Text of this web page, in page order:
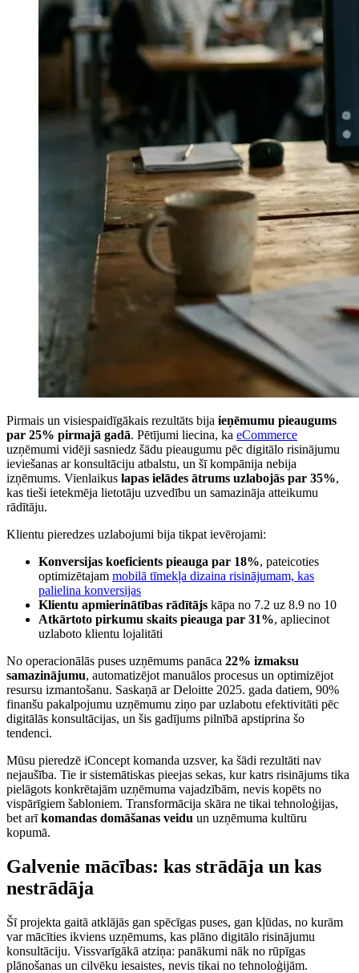
Pirmais un visiespaidīgākais rezultāts bija ieņēmumu pieaugums
par 25% pirmajā gadā. Pētījumi liecina, ka eCommerce
uzņēmumi vidēji sasniedz šādu pieaugumu pēc digitālo risinājumu
ieviešanas ar konsultāciju atbalstu, un šī kompānija nebija
izņēmums. Vienlaikus lapas ielādes ātrums uzlabojās par 35%,
kas tieši ietekmēja lietotāju uzvedību un samazināja atteikumu
rādītāju.
Klientu pieredzes uzlabojumi bija tikpat ievērojami:
Konversijas koeficients pieauga par 18%, pateicoties
optimizētajam mobilā tīmekļa dizaina risinājumam, kas
palielina konversijas
Klientu apmierinātības rādītājs kāpa no 7.2 uz 8.9 no 10
Atkārtoto pirkumu skaits pieauga par 31%, apliecinot
uzlaboto klientu lojalitāti
No operacionālās puses uzņēmums panāca 22% izmaksu
samazinājumu, automatizējot manuālos procesus un optimizējot
resursu izmantošanu. Saskaņā ar Deloitte 2025. gada datiem, 90%
finanšu pakalpojumu uzņēmumu ziņo par uzlabotu efektivitāti pēc
digitālās konsultācijas, un šis gadījums pilnībā apstiprina šo
tendenci.
Mūsu pieredzē iConcept komanda uzsver, ka šādi rezultāti nav
nejaušība. Tie ir sistemātiskas pieejas sekas, kur katrs risinājums tika
pielāgots konkrētajām uzņēmuma vajadzībām, nevis kopēts no
vispārīgiem šabloniem. Transformācija skāra ne tikai tehnoloģijas,
bet arīkomandas domāšanas veidu un uzņēmuma kultūru
kopumā.
Galvenie mācības: kas strādāja un kas
nestrādāja
Šī projekta gaitā atklājās gan spēcīgas puses, gan kļūdas, no kurām
var mācīties ikviens uzņēmums, kas plāno digitālo risinājumu
konsultāciju. Vissvarīgākā atziņa: panākumi nāk no rūpīgas
plānošanas un cilvēku iesaistes, nevis tikai no tehnoloģijām.